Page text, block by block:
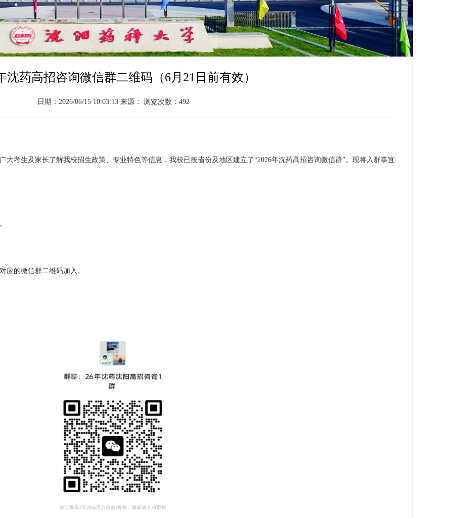
首页 招生公告 > 正文
沈药高招咨询微信群二维码（6月21日前有效）
日期：2026/06/15 10:03:13 来源： 浏览次数： 492
大考生及家长了解我校招生政策、专业特色等信息，我校已按省份及地区建立了“2026年沈药高招咨询微信群”。现将入群事宜
应的微信群二维码加入。